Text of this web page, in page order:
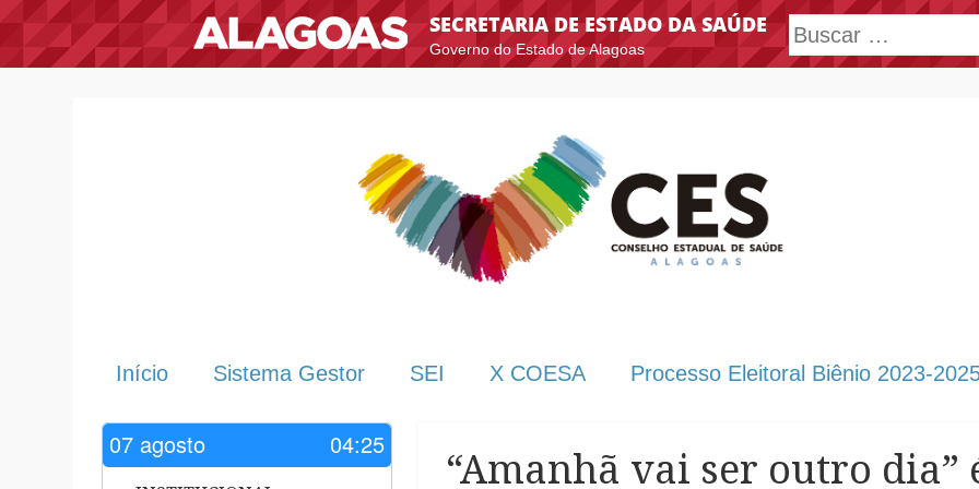
SECRETARIA DE ESTADO DA SAÚDE
Governo do Estado de Alagoas
Search
Menu
Skip to content
Início Sistema Gestor SEI X COESA Processo Eleitoral Biênio 2023-
“Amanhã vai ser outro dia”
07 agosto 04:25